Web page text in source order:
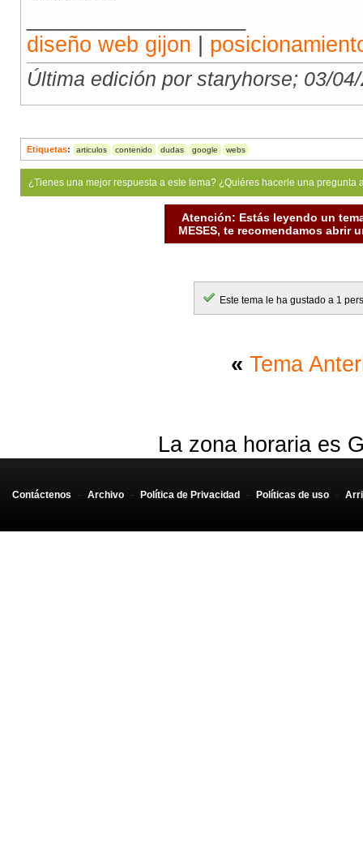
diseño web gijon |
Última edición por staryhorse; 03/
Etiquetas: articulos contenido dudas google webs
¿Tienes una mejor respuesta a este tema? ¿Quiéres hacerle una
Atención: Estás leyendo un
MESES, te recomendamos abrir
Este tema le ha gustado a 1
« Tema
La zona horaria es
Contáctenos - Archivo - Política de Privacidad - Políticas de uso -